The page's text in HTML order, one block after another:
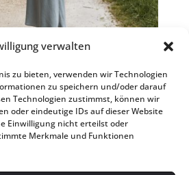
verwalten
zu bieten, verwenden wir Technologien
zu speichern und/oder darauf
Technologien zustimmst, können wir
oder eindeutige IDs auf dieser Website
Einwilligung nicht erteilst oder
Merkmale und Funktionen